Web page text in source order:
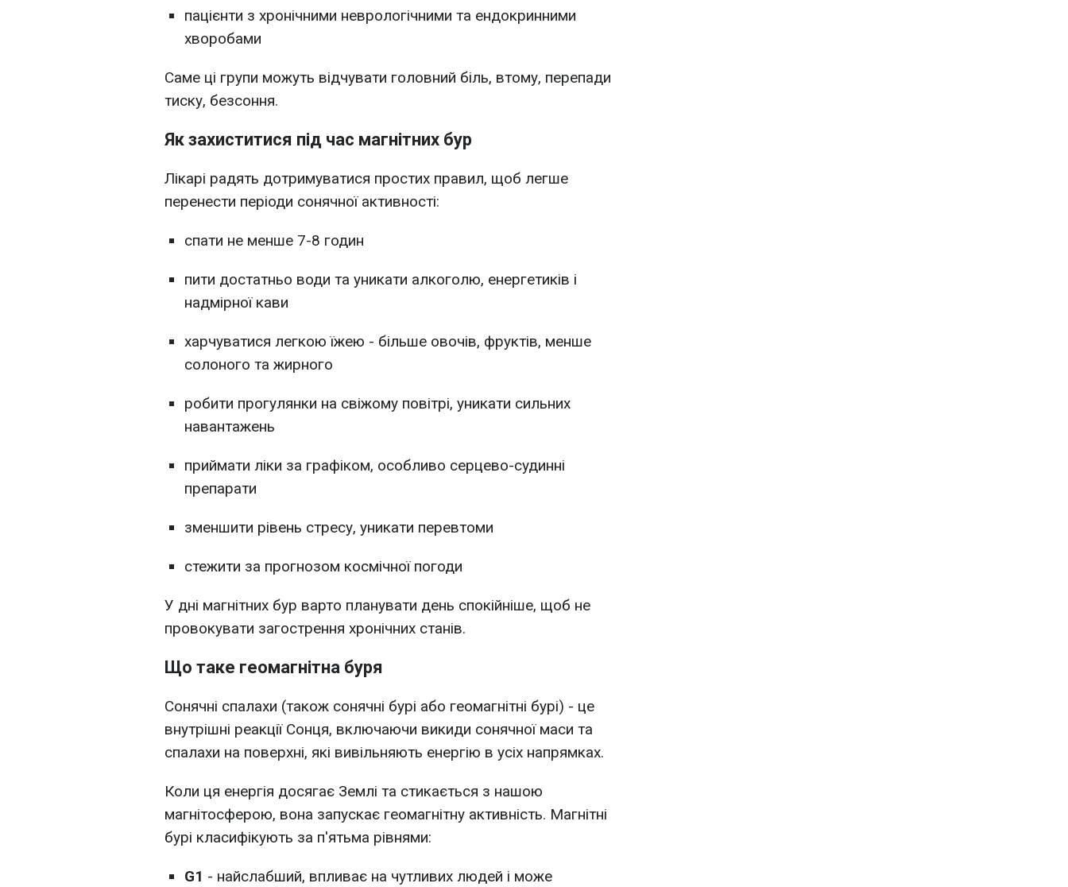
пацієнти з хронічними неврологічними та ендокринними
хворобами
Саме ці групи можуть відчувати головний біль, втому, перепади
тиску, безсоння.
Як захиститися під час магнітних бур
Лікарі радять дотримуватися простих правил, щоб легше
перенести періоди сонячної активності:
спати не менше 7-8 годин
пити достатньо води та уникати алкоголю, енергетиків і
надмірної кави
харчуватися легкою їжею - більше овочів, фруктів, менше
солоного та жирного
робити прогулянки на свіжому повітрі, уникати сильних
навантажень
приймати ліки за графіком, особливо серцево-судинні
препарати
зменшити рівень стресу, уникати перевтоми
стежити за прогнозом космічної погоди
У дні магнітних бур варто планувати день спокійніше, щоб не
провокувати загострення хронічних станів.
Що таке геомагнітна буря
Сонячні спалахи (також сонячні бурі або геомагнітні бурі) - це
внутрішні реакції Сонця, включаючи викиди сонячної маси та
спалахи на поверхні, які вивільняють енергію в усіх напрямках.
Коли ця енергія досягає Землі та стикається з нашою
магнітосферою, вона запускає геомагнітну активність. Магнітні
бурі класифікують за п'ятьма рівнями:
G1 - найслабший, впливає на чутливих людей і може